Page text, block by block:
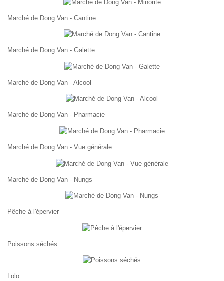
Marché de Dong Van - Cantine
Marché de Dong Van - Galette
Marché de Dong Van - Alcool
Marché de Dong Van - Pharmacie
Marché de Dong Van - Vue générale
Marché de Dong Van - Nungs
Pêche à l'épervier
Poissons séchés
Lolo